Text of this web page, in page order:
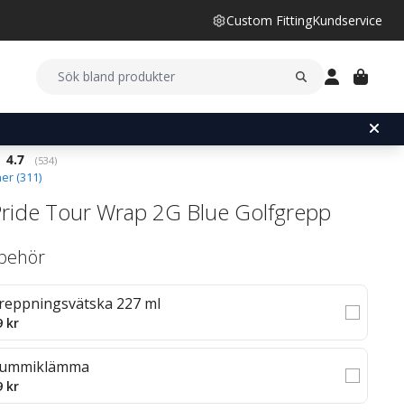
Custom FittingKundservice
Snittbetyg:
4.7 (röster:
534)
(311)
Tour Wrap 2G Blue Golfgrepp
227 ml
kr
kr